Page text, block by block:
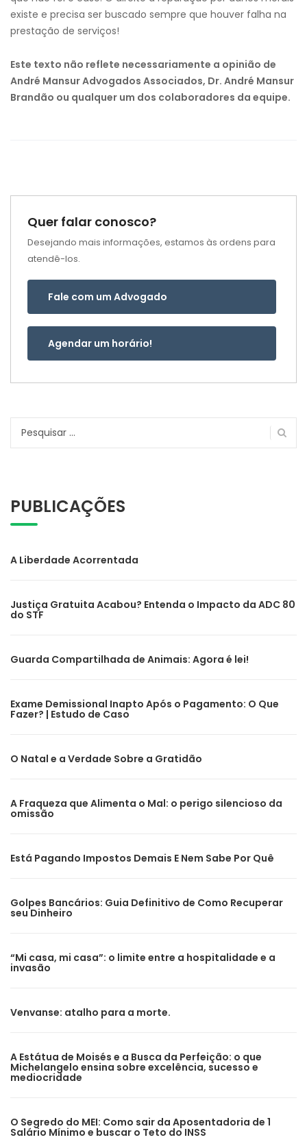
existe e precisa ser buscado sempre que houver falha na
prestação de serviços!
Este texto não reflete necessariamente a opinião de
André Mansur Advogados Associados, Dr. André Mansur
Brandão ou qualquer um dos colaboradores da equipe.
Quer falar conosco?
Desejando mais informações, estamos às ordens para
atendê-los.
Fale com um Advogado
Agendar um horário!
Pesquisar
PUBLICAÇÕES
A Liberdade Acorrentada
Justiça Gratuita Acabou? Entenda o Impacto da ADC 80
do STF
Guarda Compartilhada de Animais: Agora é lei!
Exame Demissional Inapto Após o Pagamento: O Que
Fazer? | Estudo de Caso
O Natal e a Verdade Sobre a Gratidão
A Fraqueza que Alimenta o Mal: o perigo silencioso da
omissão
Está Pagando Impostos Demais E Nem Sabe Por Quê
Golpes Bancários: Guia Definitivo de Como Recuperar
seu Dinheiro
“Mi casa, mi casa”: o limite entre a hospitalidade e a
invasão
Venvanse: atalho para a morte.
A Estátua de Moisés e a Busca da Perfeição: o que
Michelangelo ensina sobre excelência, sucesso e
mediocridade
O Segredo do MEI: Como sair da Aposentadoria de 1
Salário Mínimo e buscar o Teto do INSS